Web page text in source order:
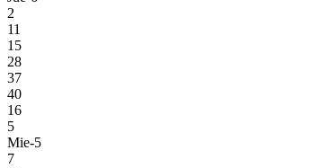
2
11
15
28
37
40
16
5
Mie-5
7